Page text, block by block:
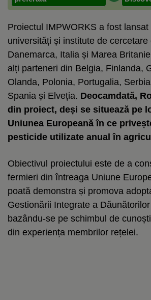
Proiectul IMPWORKS a fost
universități și institute de cercetare
Danemarca, Italia și Marea
alți parteneri din Belgia, Finlanda,
Olanda, Polonia, Portugalia,
Spania și Elveția. Deocamdată,
din proiect, deși se situează pe
Uniunea Europeană în ce
pesticide utilizate anual în
Obiectivul proiectului este de a
fermieri din întreaga Uniune
poată demonstra și promova
Gestionării Integrate a
bazându-se pe schimbul de
din experiența membrilor rețelei.